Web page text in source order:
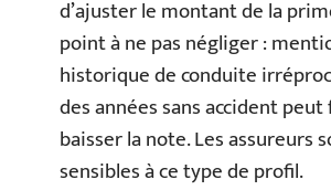
d’ajuster le montant de la
point à ne pas négliger :
historique de conduite
des années sans accident
baisser la note. Les assureurs
sensibles à ce type de profil.